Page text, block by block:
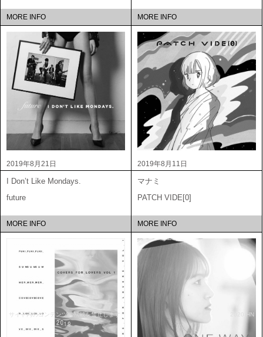
MORE INFO MORE INFO
2019年8月21日
I Don’t Like Mondays.
future
MORE INFO
2019年8月11日
マナミ
PATCH VIDE[0]
MORE INFO
サイト内のコンテンツの転載を禁止します 2020 HN